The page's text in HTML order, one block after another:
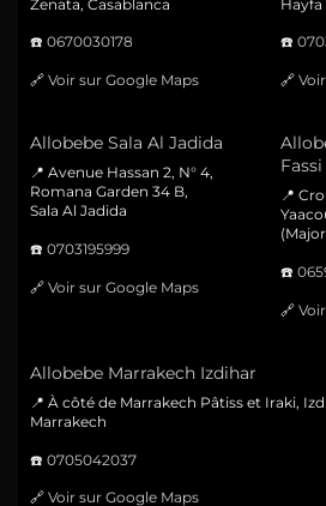
Zenata, Casablanca
☎️ 0670030178
🔗 Voir sur Google Maps
Hayfa
☎️
🔗
Allobebe Sala Al Jadida
📍 Avenue Hassan 2, N° 4,
Romana Garden 34 B,
Sala Al Jadida
☎️ 0703195999
🔗 Voir sur Google Maps
Fassi
📍
☎️
🔗
Allobebe Marrakech Izdihar
📍 À côté de Marrakech Pâtiss et Iraki,
Marrakech
☎️ 0705042037
🔗 Voir sur Google Maps